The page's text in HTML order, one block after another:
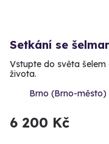
Setkání se
Vstupte do světa
života.
Brno (Brno-město)
6 200 Kč